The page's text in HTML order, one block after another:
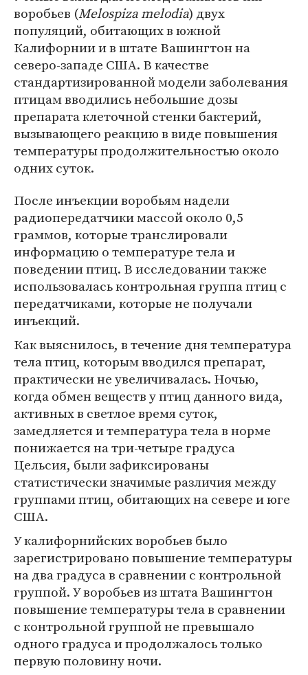
воробьев (Melospiza melodia) двух
популяций, обитающих в южной
Калифорнии и в штате Вашингтон на
северо-западе США. В качестве
стандартизированной модели заболевания
птицам вводились небольшие дозы
препарата клеточной стенки бактерий,
вызывающего реакцию в виде повышения
температуры продолжительностью около
одних суток.
После инъекции воробьям надели
радиопередатчики массой около 0,5
граммов, которые транслировали
информацию о температуре тела и
поведении птиц. В исследовании также
использовалась контрольная группа птиц с
передатчиками, которые не получали
инъекций.
Как выяснилось, в течение дня температура
тела птиц, которым вводился препарат,
практически не увеличивалась. Ночью,
когда обмен веществ у птиц данного вида,
активных в светлое время суток,
замедляется и температура тела в норме
понижается на три-четыре градуса
Цельсия, были зафиксированы
статистически значимые различия между
группами птиц, обитающих на севере и юге
США.
У калифорнийских воробьев было
зарегистрировано повышение температуры
на два градуса в сравнении с контрольной
группой. У воробьев из штата Вашингтон
повышение температуры тела в сравнении
с контрольной группой не превышало
одного градуса и продолжалось только
первую половину ночи.